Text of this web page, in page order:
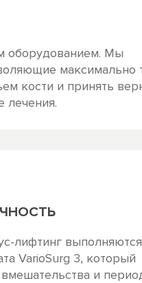
оборудованием. Мы
максимально
кости и принять
лечения.
лифтинг
VarioSurg 3, который
и